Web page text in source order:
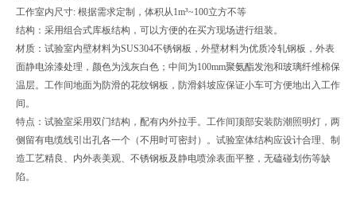
工作室内尺寸: 根据需求定制，体积从1m³~100立方不等
结构：采用组合式库板结构，可以方便的在买方现场进行组装。
材质：试验室内壁材料为SUS304不锈钢板，外壁材料为优质冷轧钢板，外表
面静电涂漆处理，颜色为浅灰白色；中间为100mm聚氨酯发泡和玻璃纤维棉保
温层。工作间地面为防滑的花纹钢板，防滑斜坡应保证小车可方便地出入工作
间。
特点：试验室采用双门结构，配有内外拉手。工作间顶部安装防潮照明灯，两
侧留有电缆线引出孔各一个（不用时可密封）。试验室体结构应设计合理、制
造工艺精良、内外表美观、不锈钢板及静电喷涂表面平整，无磕碰划伤等缺
陷。